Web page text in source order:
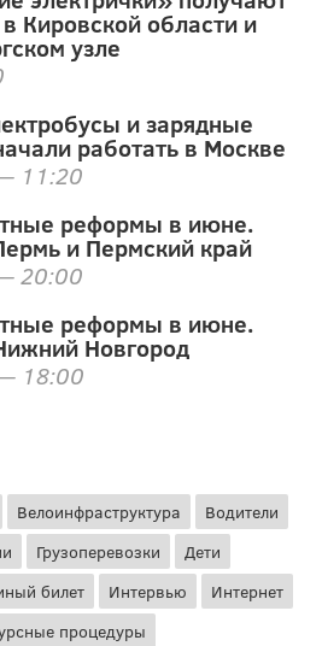
Кировской области и
узле
и зарядные
работать в Москве
11:20
реформы в июне.
и Пермский край
20:00
реформы в июне.
Новгород
18:00
Велоинфраструктура
Водители
Грузоперевозки
Дети
билет Интервью
Интернет
процедуры